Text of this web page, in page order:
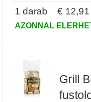
1 darab € 12,91
AZONNAL
Grill